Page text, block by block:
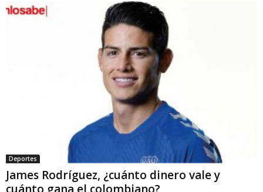
Deportes
James Rodríguez, ¿cuánto dinero vale y
cuánto gana el colombiano?